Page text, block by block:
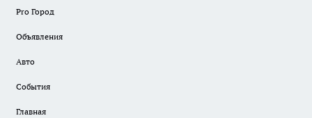
Pro Город
Объявления
Авто
События
Главная